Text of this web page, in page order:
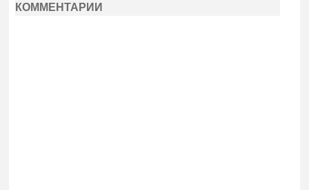
КОММЕНТАРИИ